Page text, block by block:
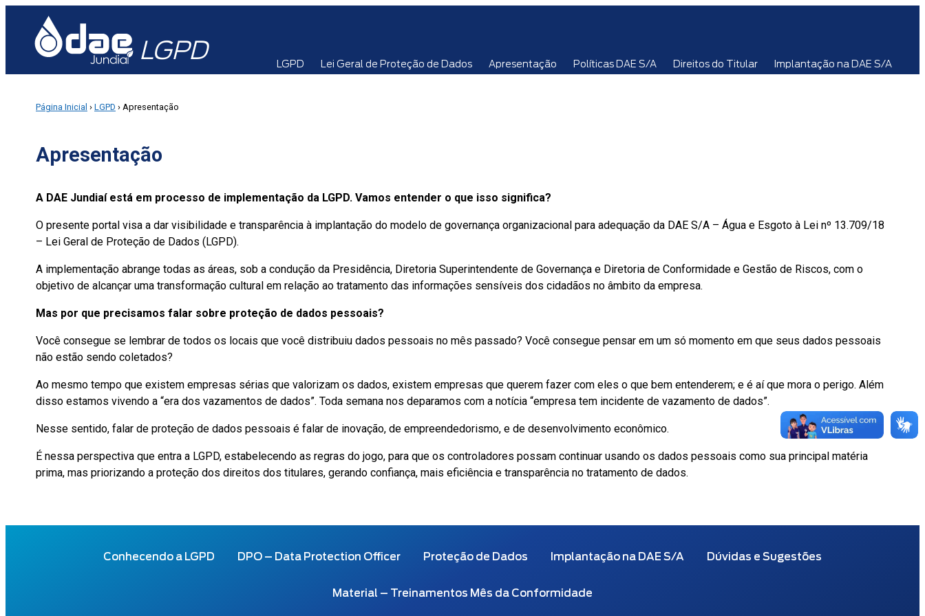
LGPD
LGPD Lei Geral de Proteção de Dados Apresentação Políticas DAE S/A Direitos do Titular Implantação na DAE S/A
Página Inicial › LGPD › Apresentação
Apresentação
A DAE Jundiaí está em processo de implementação da LGPD. Vamos entender o que isso significa?
O presente portal visa a dar visibilidade e transparência à implantação do modelo de governança organizacional para adequação da DAE S/A – Água e Esgoto à Lei nº 13.709/18
– Lei Geral de Proteção de Dados (LGPD).
A implementação abrange todas as áreas, sob a condução da Presidência, Diretoria Superintendente de Governança e Diretoria de Conformidade e Gestão de Riscos, com o
objetivo de alcançar uma transformação cultural em relação ao tratamento das informações sensíveis dos cidadãos no âmbito da empresa.
Mas por que precisamos falar sobre proteção de dados pessoais?
Você consegue se lembrar de todos os locais que você distribuiu dados pessoais no mês passado? Você consegue pensar em um só momento em que seus dados pessoais
não estão sendo coletados?
Ao mesmo tempo que existem empresas sérias que valorizam os dados, existem empresas que querem fazer com eles o que bem entenderem; e é aí que mora o perigo. Além
disso estamos vivendo a “era dos vazamentos de dados”. Toda semana nos deparamos com a notícia “empresa tem incidente de vazamento de dados”.
Nesse sentido, falar de proteção de dados pessoais é falar de inovação, de empreendedorismo, e de desenvolvimento econômico.
É nessa perspectiva que entra a LGPD, estabelecendo as regras do jogo, para que os controladores possam continuar usando os dados pessoais como sua principal matéria
prima, mas priorizando a proteção dos direitos dos titulares, gerando confiança, mais eficiência e transparência no tratamento de dados.
Conhecendo a LGPD DPO – Data Protection Officer Proteção de Dados Implantação na DAE S/A Dúvidas e Sugestões
Material – Treinamentos Mês da Conformidade